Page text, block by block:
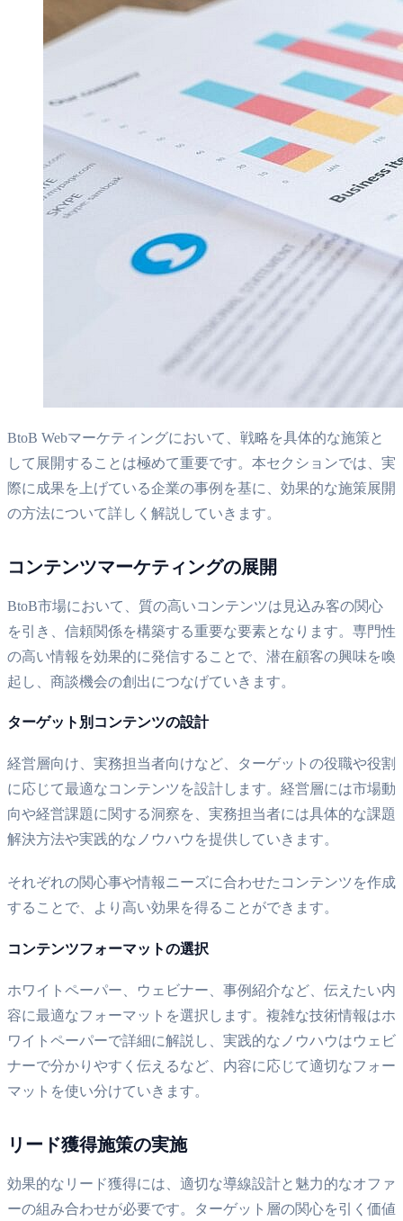
BtoB Webマーケティングにおいて、戦略を具体的な施策と
して展開することは極めて重要です。本セクションでは、実
際に成果を上げている企業の事例を基に、効果的な施策展開
の方法について詳しく解説していきます。
コンテンツマーケティングの展開
BtoB市場において、質の高いコンテンツは見込み客の関心
を引き、信頼関係を構築する重要な要素となります。専門性
の高い情報を効果的に発信することで、潜在顧客の興味を喚
起し、商談機会の創出につなげていきます。
ターゲット別コンテンツの設計
経営層向け、実務担当者向けなど、ターゲットの役職や役割
に応じて最適なコンテンツを設計します。経営層には市場動
向や経営課題に関する洞察を、実務担当者には具体的な課題
解決方法や実践的なノウハウを提供していきます。
それぞれの関心事や情報ニーズに合わせたコンテンツを作成
することで、より高い効果を得ることができます。
コンテンツフォーマットの選択
ホワイトペーパー、ウェビナー、事例紹介など、伝えたい内
容に最適なフォーマットを選択します。複雑な技術情報はホ
ワイトペーパーで詳細に解説し、実践的なノウハウはウェビ
ナーで分かりやすく伝えるなど、内容に応じて適切なフォー
マットを使い分けていきます。
リード獲得施策の実施
効果的なリード獲得には、適切な導線設計と魅力的なオファ
ーの組み合わせが必要です。ターゲット層の関心を引く価値